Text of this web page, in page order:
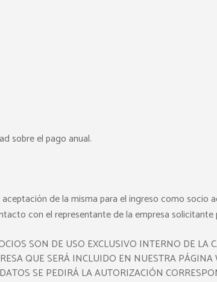
sobre el pago anual.
de la misma para el ingreso como socio
con el representante de la empresa
SON DE USO EXCLUSIVO INTERNO DE LA
QUE SERÁ INCLUIDO EN NUESTRA
SE PEDIRÁ LA AUTORIZACIÓN